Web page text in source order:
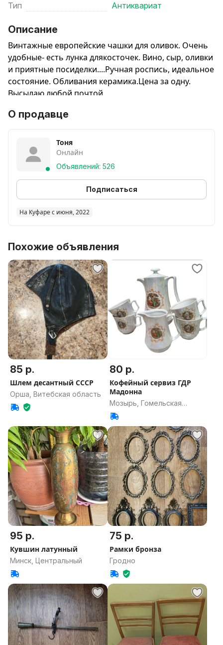
Тип Антиквариат
Описание
Винтажные европейские чашки для оливок. Очень
удобные- есть лунка длякосточек. Вино, сыр, оливки
и приятные посиделки....Ручная роспись, идеальное
состояние. Обливания керамика.Цена за одну.
Высылаю любой почтой.
О продавце
Тоня
Онлайн
Объявлений: 526
Подписаться
На Куфаре с июня, 2022
Похожие объявления
85 р.
Шлем десантный СССР
Орша, Витебская область
80 р.
Кофейный сервиз ГДР
Мадонна
Мозырь, Гомельская
область
95 р.
Кувшин латунный
Минск, Центральный
75 р.
Рамки бронза
Гродно